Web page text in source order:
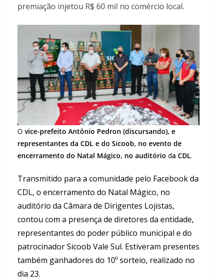
premiação injetou R$ 60 mil no comércio local.
O vice-prefeito Antônio Pedron (discursando), e
representantes da CDL e do Sicoob, no evento de
encerramento do Natal Mágico, no auditório da CDL.
Transmitido para a comunidade pelo Facebook da
CDL, o encerramento do Natal Mágico, no
auditório da Câmara de Dirigentes Lojistas,
contou com a presença de diretores da entidade,
representantes do poder público municipal e do
patrocinador Sicoob Vale Sul. Estiveram presentes
também ganhadores do 10º sorteio, realizado no
dia 23.